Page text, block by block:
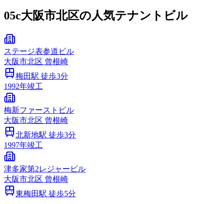
05c大阪市北区の人気テナントビル
ステージ表参道ビル
大阪市北区 曾根崎
梅田駅 徒歩3分
1992年竣工
梅新ファーストビル
大阪市北区 曾根崎
北新地駅 徒歩3分
1997年竣工
津多家第2レジャービル
大阪市北区 曾根崎
東梅田駅 徒歩5分